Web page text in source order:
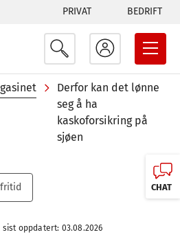
Tabs
menu
PRIVAT BEDRIFT
Derfor kan det lønne
seg å ha
kaskoforsikring på
sjøen
oppdatert: 03.08.2026
CHAT